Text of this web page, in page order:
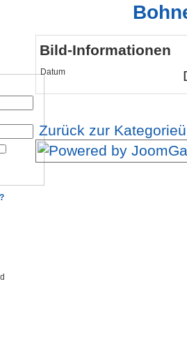
Bild-Informationen
Datum
Zurück zur